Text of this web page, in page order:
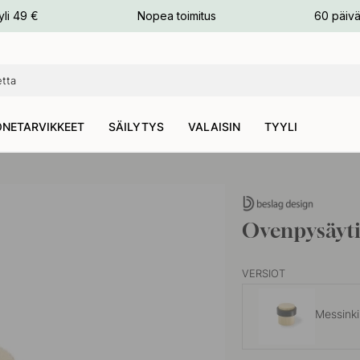
49 € Nopea toimitus 60
SÄILYTYS VALAISIN TYYLI
VERSIOT
Messinki